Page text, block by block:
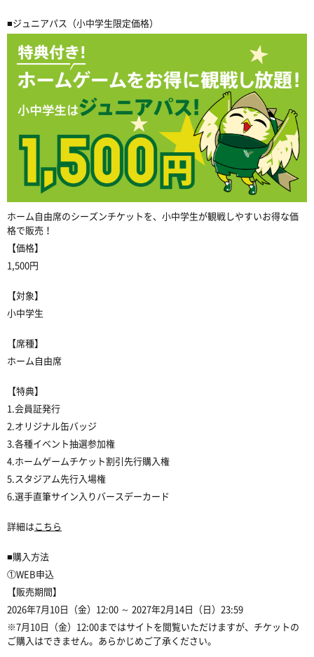
■ジュニアパス（小中学生限定価格）
ホーム自由席のシーズンチケットを、小中学生が観戦しやすいお得な価
格で販売！
【価格】
1,500円
【対象】
小中学生
【席種】
ホーム自由席
【特典】
1.会員証発行
2.オリジナル缶バッジ
3.各種イベント抽選参加権
4.ホームゲームチケット割引先行購入権
5.スタジアム先行入場権
6.選手直筆サイン入りバースデーカード
詳細はこちら
■購入方法
①WEB申込
【販売期間】
2026年7月10日（金）12:00 ～ 2027年2月14日（日）23:59
※7月10日（金）12:00まではサイトを閲覧いただけますが、チケットの
ご購入はできません。あらかじめご了承ください。